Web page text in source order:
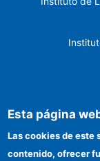
Esta página
Las cookies de este
contenido, ofrecer